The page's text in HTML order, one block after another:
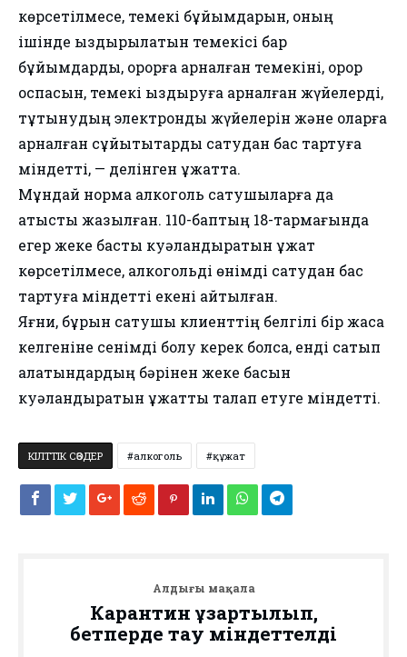
көрсетілмесе, темекі бұйымдарын, оның
ішінде қыздырылатын темекісі бар
бұйымдарды, қорқорға арналған темекіні, қорқор
қоспасын, темекі қыздыруға арналған жүйелерді,
тұтынудың электрондық жүйелерін және оларға
арналған сұйықтықтарды сатудан бас тартуға
міндетті, — делінген құжатта.
Мұндай норма алкоголь сатушыларға да
қатысты жазылған. 110-баптың 18-тармағында
егер жеке басты куәландыратын құжат
көрсетілмесе, алкогольді өнімді сатудан бас
тартуға міндетті екені айтылған.
Яғни, бұрын сатушы клиенттің белгілі бір жасқа
келгеніне сенімді болу керек болса, енді сатып
алатындардың бәрінен жеке басын
куәландыратын құжатты талап етуге міндетті.
КІЛТТІК СӨЗДЕР алкоголь құжат
Алдыңғы мақала
Карантин ұзартылып,
бетперде тағу міндеттелді